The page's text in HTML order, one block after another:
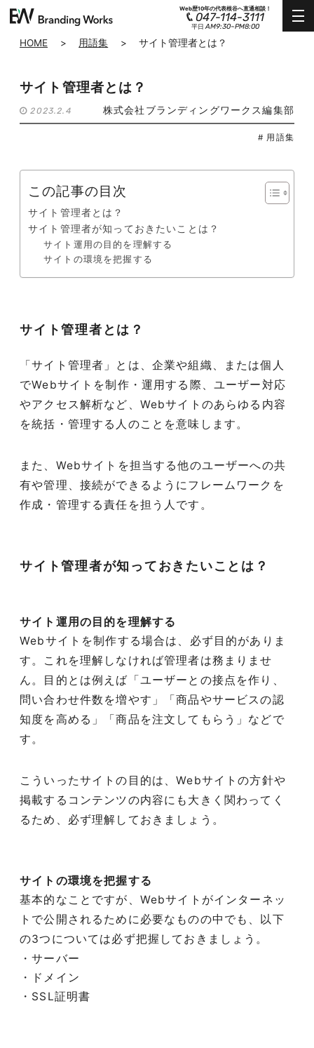
Web歴10年の代表根谷へ直通相談！
047-114-3111
平日AM9:30~PM8:00
HOME > 用語集 > サイト管理者とは？
サイト管理者とは？
2023.2.4 株式会社ブランディングワークス編集部
# 用語集
この記事の目次
サイト管理者とは？
サイト管理者が知っておきたいことは？
サイト運用の目的を理解する
サイトの環境を把握する
サイト管理者とは？
「サイト管理者」とは、企業や組織、または個人
でWebサイトを制作・運用する際、ユーザー対応
やアクセス解析など、Webサイトのあらゆる内容
を統括・管理する人のことを意味します。
また、Webサイトを担当する他のユーザーへの共
有や管理、接続ができるようにフレームワークを
作成・管理する責任を担う人です。
サイト管理者が知っておきたいことは？
サイト運用の目的を理解する
Webサイトを制作する場合は、必ず目的がありま
す。これを理解しなければ管理者は務まりませ
ん。目的とは例えば「ユーザーとの接点を作り、
問い合わせ件数を増やす」「商品やサービスの認
知度を高める」「商品を注文してもらう」などで
す。
こういったサイトの目的は、Webサイトの方針や
掲載するコンテンツの内容にも大きく関わってく
るため、必ず理解しておきましょう。
サイトの環境を把握する
基本的なことですが、Webサイトがインターネッ
トで公開されるために必要なものの中でも、以下
の3つについては必ず把握しておきましょう。
・サーバー
・ドメイン
・SSL証明書